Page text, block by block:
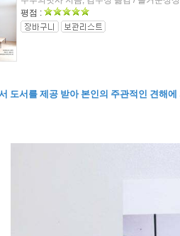
평점 :
도서를 제공 받아 본인의 주관적인 견해